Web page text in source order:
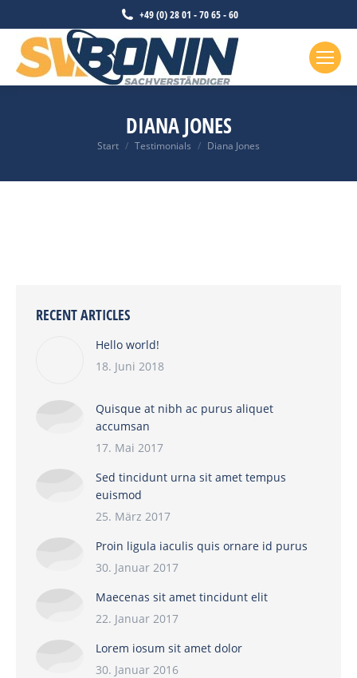
+49 (0) 28 01 - 70 65 - 60
DIANA JONES
Sie befinden sich hier:
Start Testimonials Diana Jones
RECENT ARTICLES
Hello world!
18. Juni 2018
Quisque at nibh ac purus aliquet
accumsan
17. Mai 2017
Sed tincidunt urna sit amet tempus
euismod
25. März 2017
Proin ligula iaculis quis ornare id purus
30. Januar 2017
Maecenas sit amet tincidunt elit
22. Januar 2017
Lorem iosum sit amet dolor
30. Januar 2016